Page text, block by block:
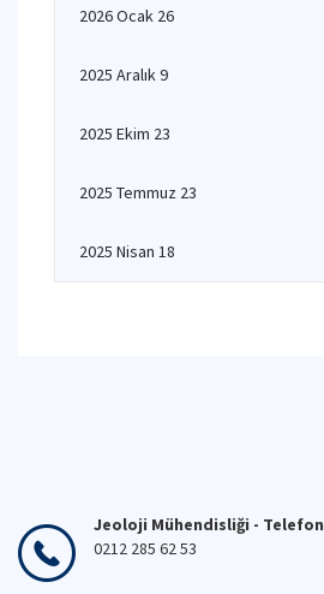
2026 Ocak 26
2025 Aralık 9
2025 Ekim 23
2025 Temmuz 23
2025 Nisan 18
Jeoloji Mühendisliği - Telefon
0212 285 62 53